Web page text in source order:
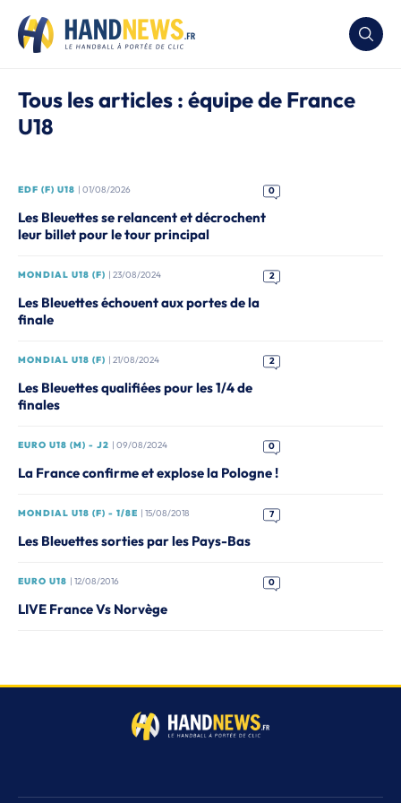
Tous les articles : équipe de France
U18
EDF (F) U18 | 01/08/2026 0
Les Bleuettes se relancent et décrochent
leur billet pour le tour principal
MONDIAL U18 (F) | 23/08/2024 2
Les Bleuettes échouent aux portes de la
finale
MONDIAL U18 (F) | 21/08/2024 2
Les Bleuettes qualifiées pour les 1/4 de
finales
EURO U18 (M) - J2 | 09/08/2024 0
La France confirme et explose la Pologne !
MONDIAL U18 (F) - 1/8E | 15/08/2018 7
Les Bleuettes sorties par les Pays-Bas
EURO U18 | 12/08/2016 0
LIVE France Vs Norvège